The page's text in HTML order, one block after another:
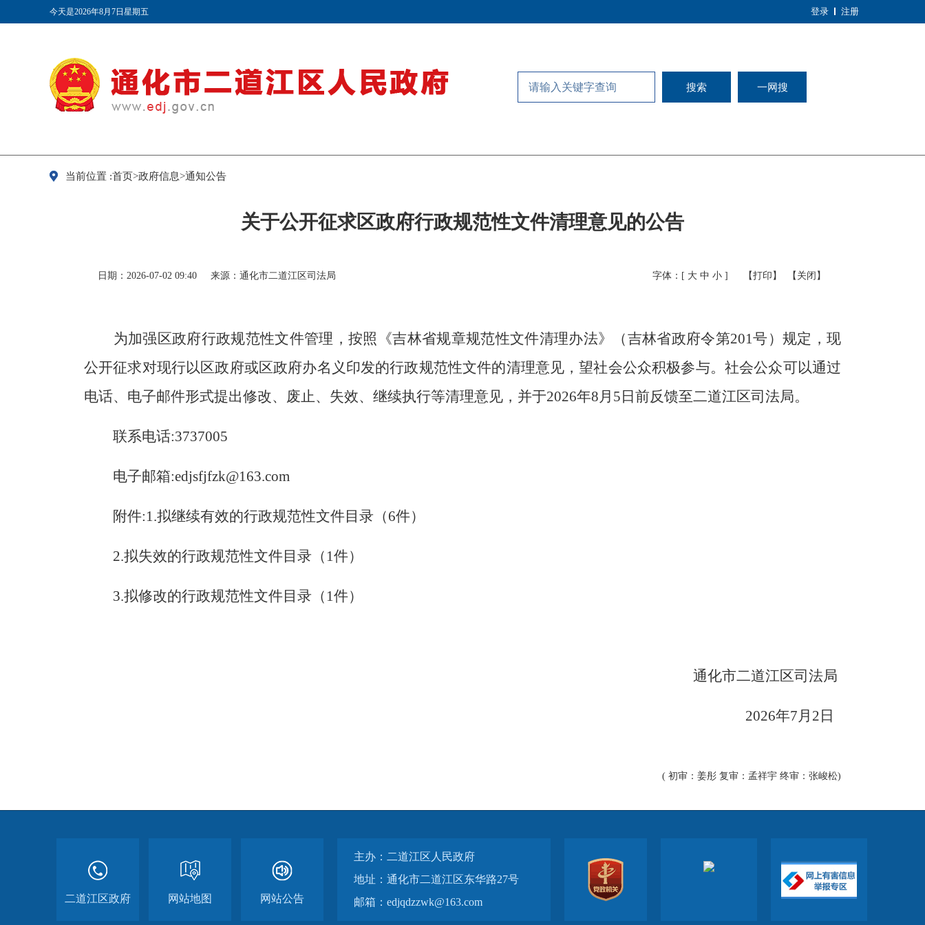
今天是2026年8月7日星期五 登录 注册
搜索 一网搜
当前位置 :首页>政府信息>通知公告
关于公开征求区政府行政规范性文件清理意见的公告
日期：2026-07-02 09:40 来源：通化市二道江区司法局 字体：[ 大 中 小 ] 【打印】 【关闭】
为加强区政府行政规范性文件管理，按照 《吉林省规章规范性文件清理办法》（吉林省政府令第201号）规定，现
公开征求对现行以区政府或区政府办名义印发的行政规范性文件的清理意见，望社会公众积极参与。社会公众可以通过
电话、电子邮件形式提出修改、废止、失效、继续执行等清理意见，并于2026年8月 5 日前反馈至二道江区司法局。
联系电话:3737005
电子邮箱:edjsfjfzk@163.com
附件:1.拟继续有效的行政规范性文件目录 （6件）
2.拟失效的行政规范性文件目录 （ 1件）
3.拟修改的行政规范性文件目录 （ 1件）
通化市二道江区司法局
2026年7月 2 日
( 初审：姜彤 复审：孟祥宇 终审：张峻松)
二道江区政府 网站地图 网站公告
主办：二道江区人民政府
地址：通化市二道江区东华路27号
邮箱：edjqdzzwk@163.com